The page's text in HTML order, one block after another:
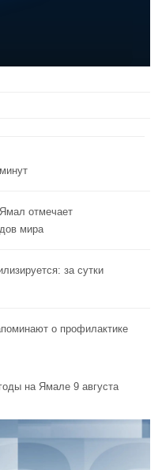
отмечает
мира
за сутки
o профилактике
на Ямале 9 августа